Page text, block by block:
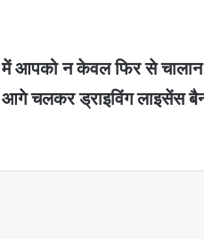
में आपको न केवल फिर से
आगे चलकर ड्राइविंग लाइसेंस